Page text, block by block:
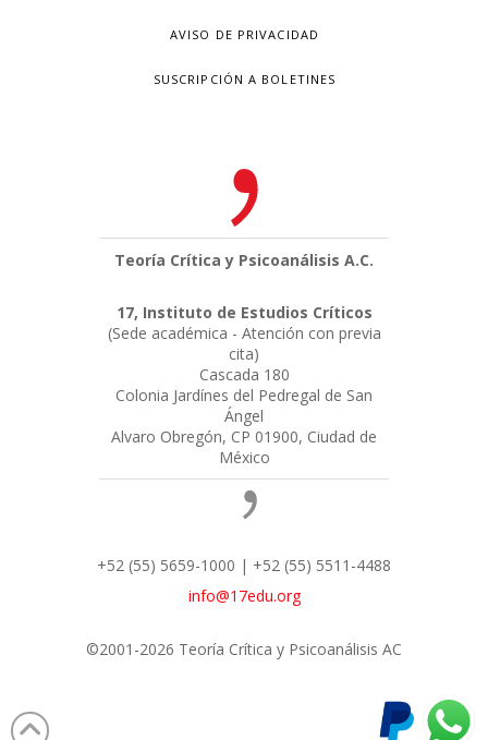
AVISO DE PRIVACIDAD
SUSCRIPCIÓN A BOLETINES
Teoría Crítica y Psicoanálisis A.C.
17, Instituto de Estudios Críticos
(Sede académica - Atención con previa
cita)
Cascada 180
Colonia Jardínes del Pedregal de San
Ángel
Alvaro Obregón, CP 01900, Ciudad de
México
+52 (55) 5659-1000 | +52 (55) 5511-4488
info@17edu.org
©2001-2026 Teoría Crítica y Psicoanálisis AC